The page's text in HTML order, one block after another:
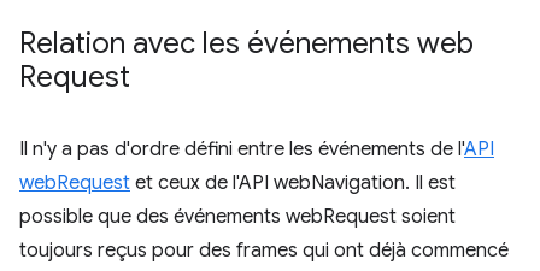
Relation avec les événements web
Request
Il n'y a pas d'ordre défini entre les événements de l'API
webRequest et ceux de l'API webNavigation. Il est
possible que des événements webRequest soient
toujours reçus pour des frames qui ont déjà commencé